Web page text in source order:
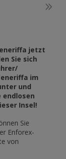
jetzt
Sie sich
im
und
endlosen
Insel!
Sie
Enforex-
von